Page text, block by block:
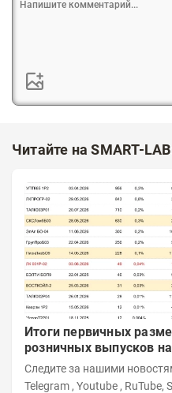
Читайте на SMART-
Итоги первичных
розничных выпусков
Следите за нашими